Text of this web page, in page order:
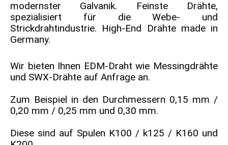
modernster Galvanik. Feinste Drähte,
spezialisiert für die Webe- und
Strickdrahtindustrie. High-End Drähte made in
Germany.
Wir bieten Ihnen EDM-Draht wie Messingdrähte
und SWX-Drähte auf Anfrage an.
Zum Beispiel in den Durchmessern 0,15 mm /
0,20 mm / 0,25 mm und 0,30 mm.
Diese sind auf Spulen K100 / k125 / K160 und